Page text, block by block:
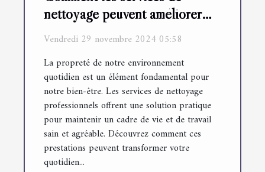
nettoyage peuvent améliorer
votre quotidien
Vendredi 29 novembre 2024 05:58
La propreté de notre environnement
quotidien est un élément fondamental pour
notre bien-être. Les services de nettoyage
professionnels offrent une solution pratique
pour maintenir un cadre de vie et de travail
sain et agréable. Découvrez comment ces
prestations peuvent transformer votre
quotidien...